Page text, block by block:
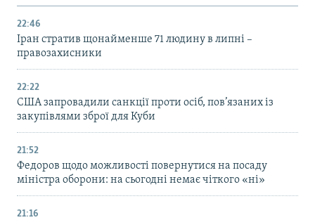
22:46
Іран стратив щонайменше 71 людину в липні –
правозахисники
22:22
США запровадили санкції проти осіб, пов’язаних із
закупівлями зброї для Куби
21:52
Федоров щодо можливості повернутися на посаду
міністра оборони: на сьогодні немає чіткого «ні»
21:16